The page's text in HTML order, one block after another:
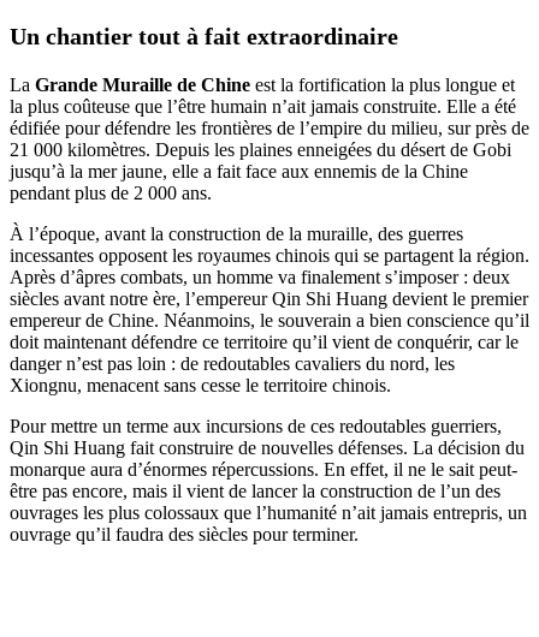
Un chantier tout à fait extraordinaire
La Grande Muraille de Chine est la fortification la plus longue et
la plus coûteuse que l’être humain n’ait jamais construite. Elle a été
édifiée pour défendre les frontières de l’empire du milieu, sur près de
21 000 kilomètres. Depuis les plaines enneigées du désert de Gobi
jusqu’à la mer jaune, elle a fait face aux ennemis de la Chine
pendant plus de 2 000 ans.
À l’époque, avant la construction de la muraille, des guerres
incessantes opposent les royaumes chinois qui se partagent la région.
Après d’âpres combats, un homme va finalement s’imposer : deux
siècles avant notre ère, l’empereur Qin Shi Huang devient le premier
empereur de Chine. Néanmoins, le souverain a bien conscience qu’il
doit maintenant défendre ce territoire qu’il vient de conquérir, car le
danger n’est pas loin : de redoutables cavaliers du nord, les
Xiongnu, menacent sans cesse le territoire chinois.
Pour mettre un terme aux incursions de ces redoutables guerriers,
Qin Shi Huang fait construire de nouvelles défenses. La décision du
monarque aura d’énormes répercussions. En effet, il ne le sait peut-
être pas encore, mais il vient de lancer la construction de l’un des
ouvrages les plus colossaux que l’humanité n’ait jamais entrepris, un
ouvrage qu’il faudra des siècles pour terminer.